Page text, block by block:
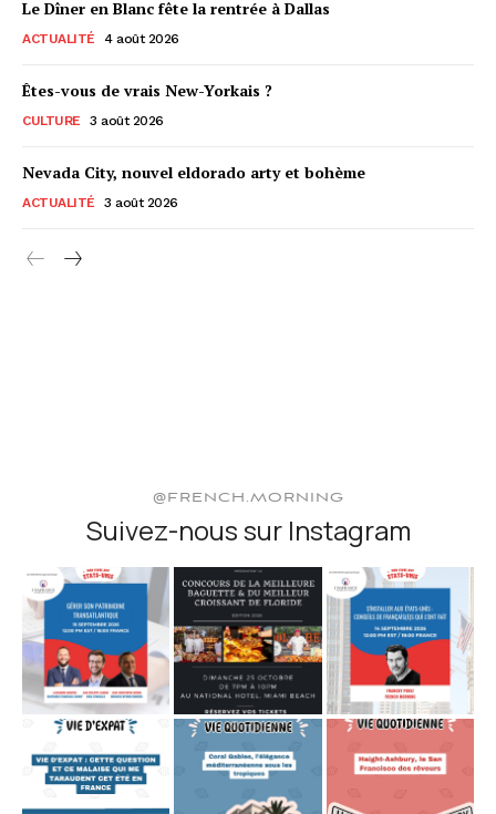
Le Dîner en Blanc fête la rentrée à Dallas
ACTUALITÉ 4 août 2026
Êtes-vous de vrais New-Yorkais ?
CULTURE 3 août 2026
Nevada City, nouvel eldorado arty et bohème
ACTUALITÉ 3 août 2026
@FRENCH.MORNING
Suivez-nous sur Instagram